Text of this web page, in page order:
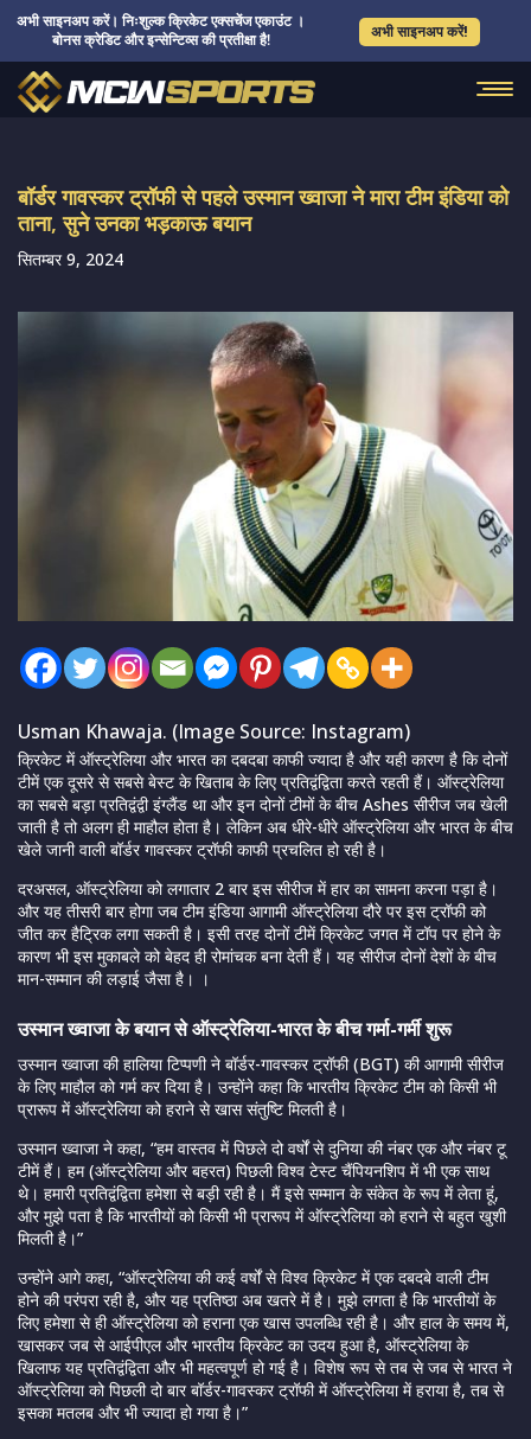
अभी साइनअप करें। निःशुल्क क्रिकेट एक्सचेंज एकाउंट ।
बोनस क्रेडिट और इन्सेन्टिव्स की प्रतीक्षा है!
अभी साइनअप करें!
बॉर्डर गावस्कर ट्रॉफी से पहले उस्मान ख्वाजा ने मारा टीम इंडिया को
ताना, सुने उनका भड़काऊ बयान
सितम्बर 9, 2024
Usman Khawaja. (Image Source: Instagram)
क्रिकेट में ऑस्ट्रेलिया और भारत का दबदबा काफी ज्यादा है और यही कारण है कि दोनों
टीमें एक दूसरे से सबसे बेस्ट के खिताब के लिए प्रतिद्वंद्विता करते रहती हैं। ऑस्ट्रेलिया
का सबसे बड़ा प्रतिद्वंद्वी इंग्लैंड था और इन दोनों टीमों के बीच Ashes सीरीज जब खेली
जाती है तो अलग ही माहौल होता है। लेकिन अब धीरे-धीरे ऑस्ट्रेलिया और भारत के बीच
खेले जानी वाली बॉर्डर गावस्कर ट्रॉफी काफी प्रचलित हो रही है।
दरअसल, ऑस्ट्रेलिया को लगातार 2 बार इस सीरीज में हार का सामना करना पड़ा है।
और यह तीसरी बार होगा जब टीम इंडिया आगामी ऑस्ट्रेलिया दौरे पर इस ट्रॉफी को
जीत कर हैट्रिक लगा सकती है। इसी तरह दोनों टीमें क्रिकेट जगत में टॉप पर होने के
कारण भी इस मुकाबले को बेहद ही रोमांचक बना देती हैं। यह सीरीज दोनों देशों के बीच
मान-सम्मान की लड़ाई जैसा है। ।
उस्मान ख्वाजा के बयान से ऑस्ट्रेलिया-भारत के बीच गर्मा-गर्मी शुरू
उस्मान ख्वाजा की हालिया टिप्पणी ने बॉर्डर-गावस्कर ट्रॉफी (BGT) की आगामी सीरीज
के लिए माहौल को गर्म कर दिया है। उन्होंने कहा कि भारतीय क्रिकेट टीम को किसी भी
प्रारूप में ऑस्ट्रेलिया को हराने से खास संतुष्टि मिलती है।
उस्मान ख्वाजा ने कहा, “हम वास्तव में पिछले दो वर्षों से दुनिया की नंबर एक और नंबर टू
टीमें हैं। हम (ऑस्ट्रेलिया और बहरत) पिछली विश्व टेस्ट चैंपियनशिप में भी एक साथ
थे। हमारी प्रतिद्वंद्विता हमेशा से बड़ी रही है। मैं इसे सम्मान के संकेत के रूप में लेता हूं,
और मुझे पता है कि भारतीयों को किसी भी प्रारूप में ऑस्ट्रेलिया को हराने से बहुत खुशी
मिलती है।”
उन्होंने आगे कहा, “ऑस्ट्रेलिया की कई वर्षों से विश्व क्रिकेट में एक दबदबे वाली टीम
होने की परंपरा रही है, और यह प्रतिष्ठा अब खतरे में है। मुझे लगता है कि भारतीयों के
लिए हमेशा से ही ऑस्ट्रेलिया को हराना एक खास उपलब्धि रही है। और हाल के समय में,
खासकर जब से आईपीएल और भारतीय क्रिकेट का उदय हुआ है, ऑस्ट्रेलिया के
खिलाफ यह प्रतिद्वंद्विता और भी महत्वपूर्ण हो गई है। विशेष रूप से तब से जब से भारत ने
ऑस्ट्रेलिया को पिछली दो बार बॉर्डर-गावस्कर ट्रॉफी में ऑस्ट्रेलिया में हराया है, तब से
इसका मतलब और भी ज्यादा हो गया है।”